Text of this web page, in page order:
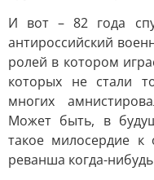
И вот – 82 года
антироссийский
ролей в котором
которых не стали
многих
Может быть, в
такое милосердие
реванша когда-нибудь